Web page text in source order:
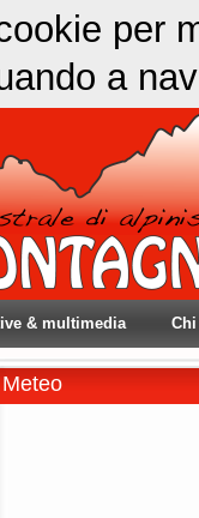
per
a
& multimedia
Meteo